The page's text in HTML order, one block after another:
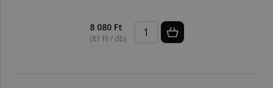
8 080 Ft
(81 Ft / db)